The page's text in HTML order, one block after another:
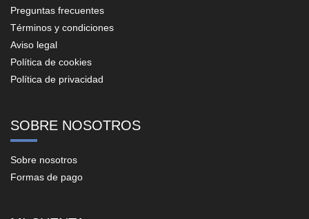
Preguntas frecuentes
Términos y condiciones
Aviso legal
Política de cookies
Política de privacidad
SOBRE NOSOTROS
Sobre nosotros
Formas de pago